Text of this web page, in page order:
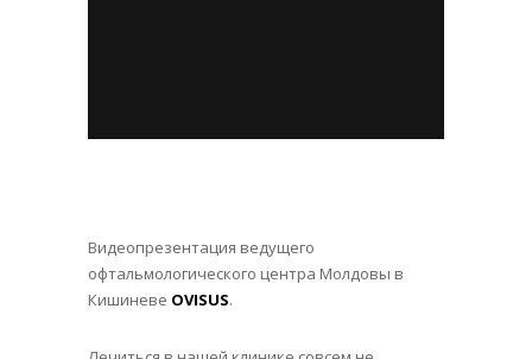
Видеопрезентация ведущего
офтальмологического центра Молдовы в
Кишиневе OVISUS.